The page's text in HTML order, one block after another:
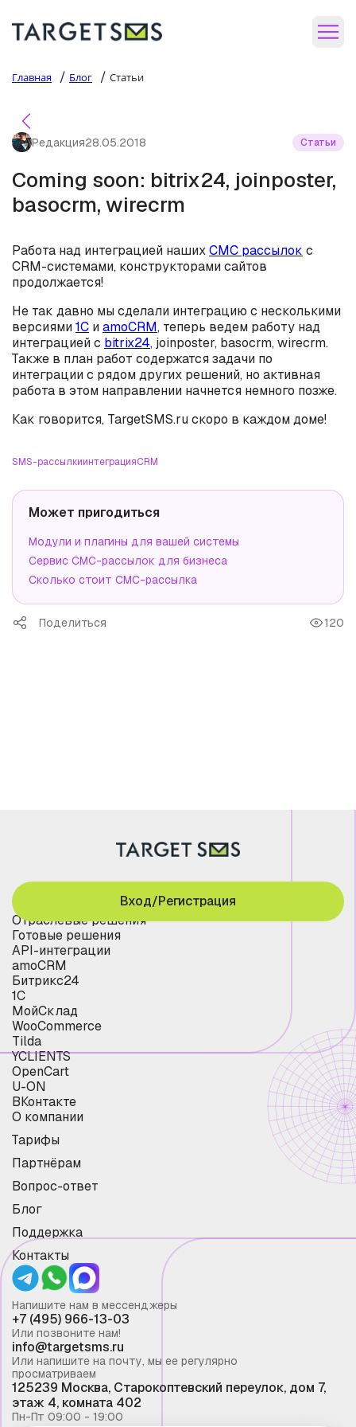
Главная / Блог / Статьи
Редакция28.05.2018 Статьи
Coming soon: bitrix24, joinposter,
basocrm, wirecrm
Работа над интеграцией нашихСМС рассылок с
CRM-системами, конструкторами сайтов
продолжается!
Не так давно мы сделали интеграцию с несколькими
версиями1С иamoCRM, теперь ведем работу над
интеграцией с bitrix24, joinposter, basocrm, wirecrm.
Также в план работ содержатся задачи по
интеграции с рядом других решений, но активная
работа в этом направлении начнется немного позже.
Как говорится, TargetSMS.ru скоро в каждом доме!
SMS-рассылкиинтеграцияCRM
Может пригодиться
Модули и плагины для вашей системы
Сервис СМС-рассылок для бизнеса
Сколько стоит СМС-рассылка
Поделиться 120
Отраслевые решения
Готовые решения
API-интеграции
amoCRM
Битрикс24
1С
МойСклад
WooCommerce
Tilda
YCLIENTS
OpenCart
U-ON
ВКонтакте
О компании
Тарифы
Партнёрам
Вопрос-ответ
Блог
Поддержка
Контакты
Вход/Регистрация
Напишите нам в мессенджеры
+7 (495) 966-13-03
Или позвоните нам!
info@targetsms.ru
Или напишите на почту, мы ее регулярно
просматриваем
125239 Москва, Старокоптевский переулок, дом 7,
этаж 4, комната 402
Пн-Пт 09:00 - 19:00